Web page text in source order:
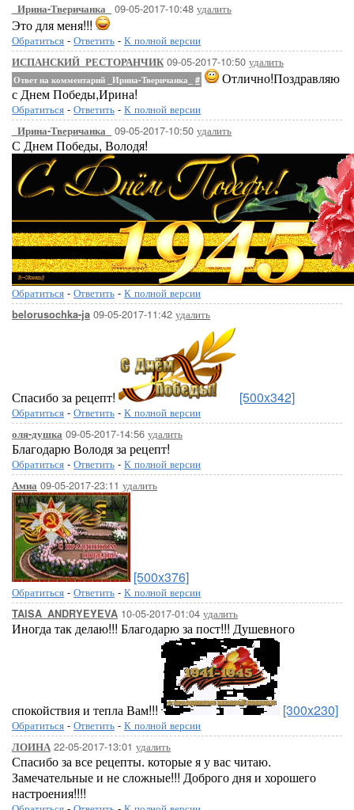
_Ирина-Тверичанка_ 09-05-2017-10:48 удалить
Это для меня!!!
Обратиться - Ответить - К полной версии
ИСПАНСКИЙ_РЕСТОРАНЧИК09-05-2017-10:50 удалить
Ответ на комментарий _Ирина-Тверичанка_ #
Отлично!Поздравляю
с Днем Победы,Ирина!
Обратиться - Ответить - К полной версии
_Ирина-Тверичанка_ 09-05-2017-10:50 удалить
С Днем Победы, Володя!
Обратиться - Ответить - К полной версии
belorusochka-ja 09-05-2017-11:42 удалить
Спасибо за рецепт! [500x342]
Обратиться - Ответить - К полной версии
оля-душка 09-05-2017-14:56 удалить
Благодарю Володя за рецепт!
Обратиться - Ответить - К полной версии
Амиа 09-05-2017-23:11 удалить
[500x376]
Обратиться - Ответить - К полной версии
TAISA_ANDRYEYEVA 10-05-2017-01:04 удалить
Иногда так делаю!!! Благодарю за пост!!! Душевного
спокойствия и тепла Вам!!! [300x230]
Обратиться - Ответить - К полной версии
ЛОИНА 22-05-2017-13:01 удалить
Спасибо за все рецепты. которые я у вас читаю.
Замечательные и не сложные!!! Доброго дня и хорошего
настроения!!!!